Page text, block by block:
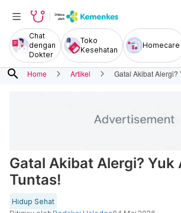
Chat
dengan
Dokter
Toko
Kesehatan
Homecare
search Home Artikel Gatal Akibat Alergi?
Gatal Akibat Alergi? Yuk
Tuntas!
Hidup Sehat